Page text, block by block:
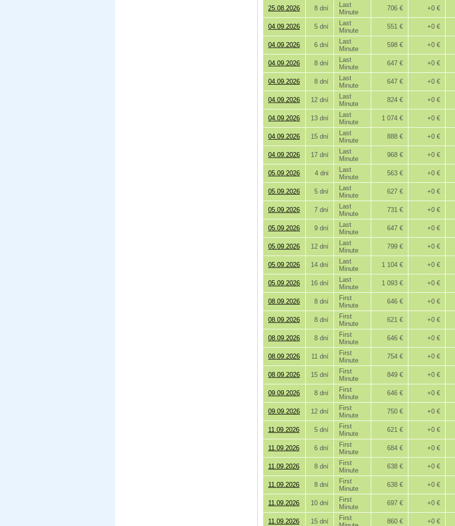
25.08.2026 8 dní
Last
Minute
706 € +0 €
04.09.2026 5 dní
Last
Minute
551 € +0 €
04.09.2026 6 dní
Last
Minute
598 € +0 €
04.09.2026 8 dní
Last
Minute
647 € +0 €
04.09.2026 8 dní
Last
Minute
647 € +0 €
04.09.2026 12 dní
Last
Minute
824 € +0 €
04.09.2026 13 dní
Last
Minute
1 074 € +0 €
04.09.2026 15 dní
Last
Minute
888 € +0 €
04.09.2026 17 dní
Last
Minute
968 € +0 €
05.09.2026 4 dni
Last
Minute
563 € +0 €
05.09.2026 5 dní
Last
Minute
627 € +0 €
05.09.2026 7 dní
Last
Minute
731 € +0 €
05.09.2026 9 dní
Last
Minute
647 € +0 €
05.09.2026 12 dní
Last
Minute
799 € +0 €
05.09.2026 14 dní
Last
Minute
1 104 € +0 €
05.09.2026 16 dní
Last
Minute
1 093 € +0 €
08.09.2026 8 dní
First
Minute
646 € +0 €
08.09.2026 8 dní
First
Minute
621 € +0 €
08.09.2026 8 dní
First
Minute
646 € +0 €
08.09.2026 11 dní
First
Minute
754 € +0 €
08.09.2026 15 dní
First
Minute
849 € +0 €
09.09.2026 8 dní
First
Minute
646 € +0 €
09.09.2026 12 dní
First
Minute
750 € +0 €
11.09.2026 5 dní
First
Minute
621 € +0 €
11.09.2026 6 dní
First
Minute
684 € +0 €
11.09.2026 8 dní
First
Minute
638 € +0 €
11.09.2026 8 dní
First
Minute
638 € +0 €
11.09.2026 10 dní
First
Minute
697 € +0 €
11.09.2026 15 dní
First
860 € +0 €